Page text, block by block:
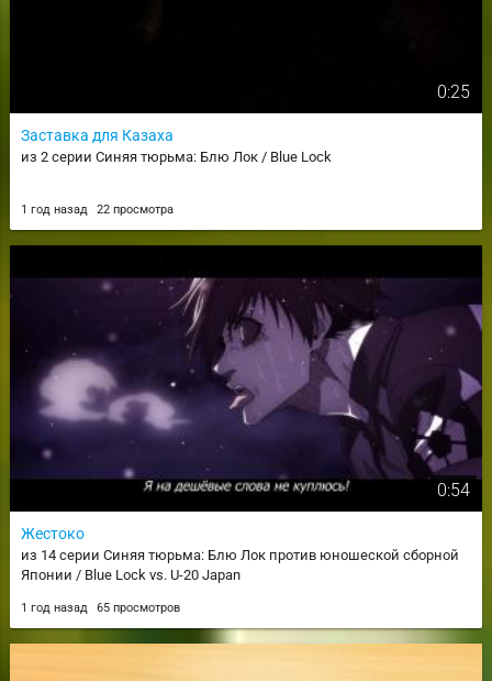
0:25
Заставка для Казаха
из 2 серии Синяя тюрьма: Блю Лок / Blue Lock
1 год назад 22 просмотра
0:54
Жестоко
из 14 серии Синяя тюрьма: Блю Лок против юношеской сборной
Японии / Blue Lock vs. U-20 Japan
1 год назад 65 просмотров